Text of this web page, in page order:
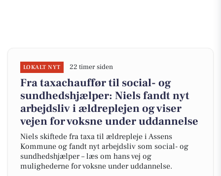
LOKALT NYT 22 timer siden
Fra taxachauffør til social- og
sundhedshjælper: Niels fandt nyt
arbejdsliv i ældreplejen og viser
vejen for voksne under uddannelse
Niels skiftede fra taxa til ældrepleje i Assens
Kommune og fandt nyt arbejdsliv som social- og
sundhedshjælper – læs om hans vej og
mulighederne for voksne under uddannelse.